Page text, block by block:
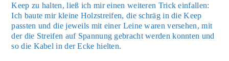
Keep zu hal­ten, ließ ich mir einen wei­te­ren Trick ein­fal­len:
Ich bau­te mir klei­ne Holz­strei­fen, die schräg in die Keep
pass­ten und die jeweils mit einer Lei­ne waren ver­se­hen, mit
der die Strei­fen auf Span­nung gebracht wer­den konn­ten und
so die Kabel in der Ecke hiel­ten.